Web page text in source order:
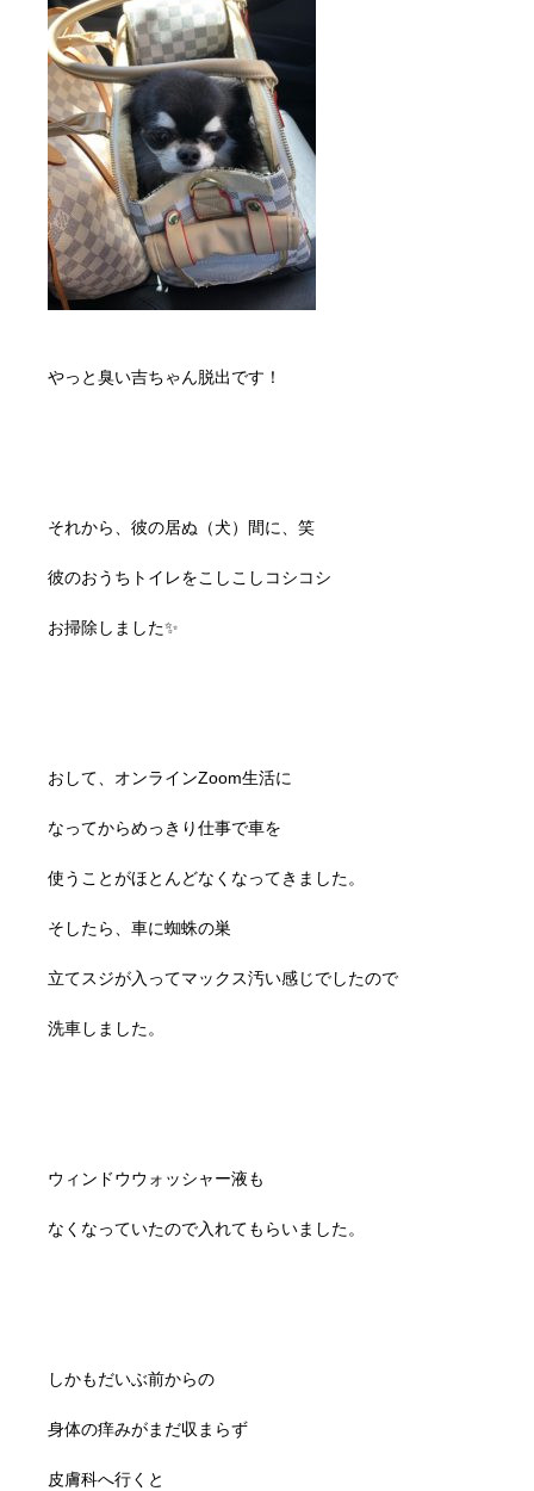
やっと臭い吉ちゃん脱出です！
それから、彼の居ぬ（犬）間に、笑
彼のおうちトイレをこしこしコシコシ
お掃除しました✨
おして、オンラインZoom生活に
なってからめっきり仕事で車を
使うことがほとんどなくなってきました。
そしたら、車に蜘蛛の巣
立てスジが入ってマックス汚い感じでしたので
洗車しました。
ウィンドウウォッシャー液も
なくなっていたので入れてもらいました。
しかもだいぶ前からの
身体の痒みがまだ収まらず
皮膚科へ行くと